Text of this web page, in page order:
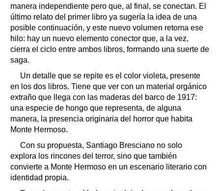
manera independiente pero que, al final, se conectan. El
último relato del primer libro ya sugería la idea de una
posible continuación, y este nuevo volumen retoma ese
hilo: hay un nuevo elemento conector que, a la vez,
cierra el ciclo entre ambos libros, formando una suerte de
saga.
Un detalle que se repite es el color violeta, presente
en los dos libros. Tiene que ver con un material orgánico
extraño que llega con las maderas del barco de 1917:
una especie de hongo que representa, de alguna
manera, la presencia originaria del horror que habita
Monte Hermoso.
Con su propuesta, Santiago Bresciano no solo
explora los rincones del terror, sino que también
convierte a Monte Hermoso en un escenario literario con
identidad propia.